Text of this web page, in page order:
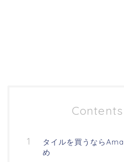
Contents
タイルを買うなら
め